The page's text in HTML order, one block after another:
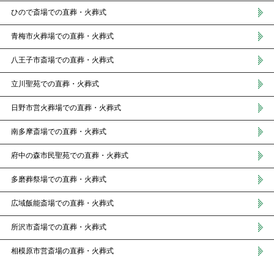
ひので斎場での直葬・火葬式
青梅市火葬場での直葬・火葬式
八王子市斎場での直葬・火葬式
立川聖苑での直葬・火葬式
日野市営火葬場での直葬・火葬式
南多摩斎場での直葬・火葬式
府中の森市民聖苑での直葬・火葬式
多磨葬祭場での直葬・火葬式
広域飯能斎場での直葬・火葬式
所沢市斎場での直葬・火葬式
相模原市営斎場の直葬・火葬式